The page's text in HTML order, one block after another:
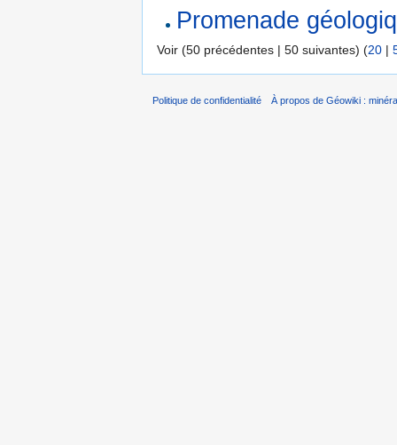
Promenade
Voir (50 précédentes | 50 suivantes) (20 |
Politique de confidentialité À propos de Géowiki :